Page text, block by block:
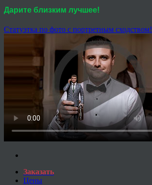
Дарите близким лучшее!
Статуэтка по фото с портретным сходством!
Заказать
Цены